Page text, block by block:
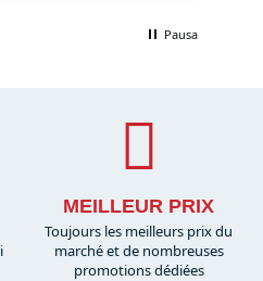
Pausa
MEILLEUR PRIX
Toujours les meilleurs prix du
marché et de nombreuses
promotions dédiées